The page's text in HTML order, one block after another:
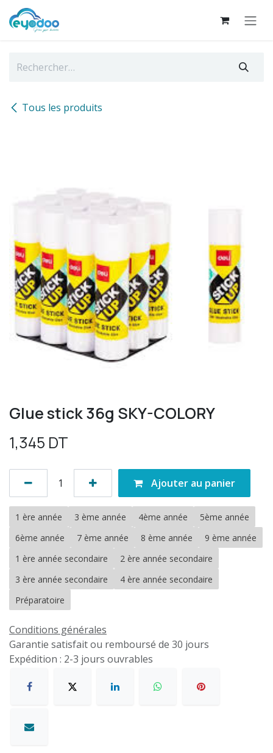
Se rendre au contenu
Tous les produits
Glue stick 36g SKY-COLORY
1,345 DT
Ajouter au panier
1 ère année 3 ème année 4ème année
5ème année
6ème année
7 ème année 8 ème année
9 ème année
1 ère année secondaire
2 ère année secondaire
3 ère année secondaire
4 ère année secondaire
Préparatoire
Conditions générales
Garantie satisfait ou remboursé de 30 jours
Expédition : 2-3 jours ouvrables